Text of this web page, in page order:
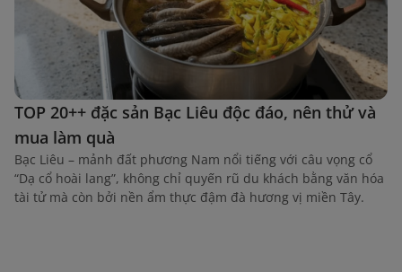
TOP 20++ đặc sản Bạc Liêu độc đáo, nên thử và
mua làm quà
Bạc Liêu – mảnh đất phương Nam nổi tiếng với câu vọng cổ
“Dạ cổ hoài lang”, không chỉ quyến rũ du khách bằng văn hóa
tài tử mà còn bởi nền ẩm thực đậm đà hương vị miền Tây.